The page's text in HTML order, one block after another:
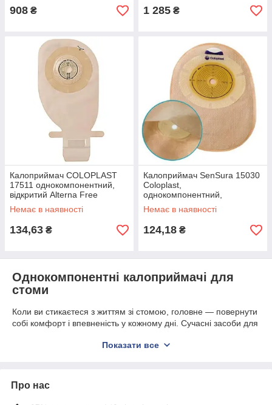
908 ₴ 1 285 ₴
Калоприймач COLOPLAST
17511 однокомпонентний,
відкритий Alterna Free
Конвекс виріз 15-43 мм
Немає в наявності
134,63 ₴
Калоприймач SenSura 15030
Coloplast,
однокомпонентний,
непрозорий, закритий,
10мм-76 мм
Немає в наявності
124,18 ₴
Однокомпонентні калоприймачі для
стоми
Коли ви стикаєтеся з життям зі стомою, головне — повернути
собі комфорт і впевненість у кожному дні. Сучасні засоби для
Однокомпонентні системи — найпростіше та найзручніше
потрібно нічого збирати, підганяти чи перевіряти
з'єднання. Замовити їх можна в інтернет-магазині МедЗаказ.
Показати все
Про нас